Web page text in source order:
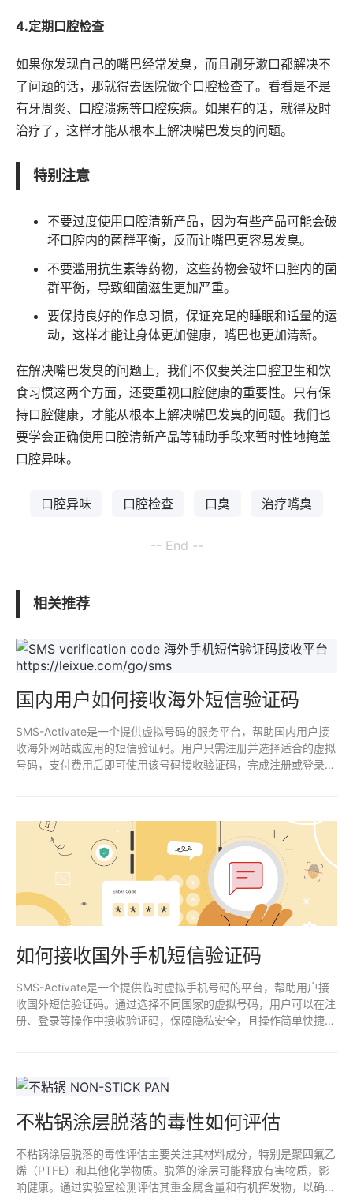
4.定期口腔检查
如果你发现自己的嘴巴经常发臭，而且刷牙漱口都解决不
了问题的话，那就得去医院做个口腔检查了。看看是不是
有牙周炎、口腔溃疡等口腔疾病。如果有的话，就得及时
治疗了，这样才能从根本上解决嘴巴发臭的问题。
特别注意
不要过度使用口腔清新产品，因为有些产品可能会破
坏口腔内的菌群平衡，反而让嘴巴更容易发臭。
不要滥用抗生素等药物，这些药物会破坏口腔内的菌
群平衡，导致细菌滋生更加严重。
要保持良好的作息习惯，保证充足的睡眠和适量的运
动，这样才能让身体更加健康，嘴巴也更加清新。
在解决嘴巴发臭的问题上，我们不仅要关注口腔卫生和饮
食习惯这两个方面，还要重视口腔健康的重要性。只有保
持口腔健康，才能从根本上解决嘴巴发臭的问题。我们也
要学会正确使用口腔清新产品等辅助手段来暂时性地掩盖
口腔异味。
口腔异味 口腔检查 口臭 治疗嘴臭
-- End --
相关推荐
国内用户如何接收海外短信验证码
SMS-Activate是一个提供虚拟号码的服务平台，帮助国内用户接
收海外网站或应用的短信验证码。用户只需注册并选择适合的虚拟
号码，支付费用后即可使用该号码接收验证码，完成注册或登录操
如何接收国外手机短信验证码
SMS-Activate是一个提供临时虚拟手机号码的平台，帮助用户接
收国外短信验证码。通过选择不同国家的虚拟号码，用户可以在注
册、登录等操作中接收验证码，保障隐私安全，且操作简单快捷。
不粘锅涂层脱落的毒性如何评估
不粘锅涂层脱落的毒性评估主要关注其材料成分，特别是聚四氟乙
烯（PTFE）和其他化学物质。脱落的涂层可能释放有害物质，影
响健康。通过实验室检测评估其重金属含量和有机挥发物，以确定